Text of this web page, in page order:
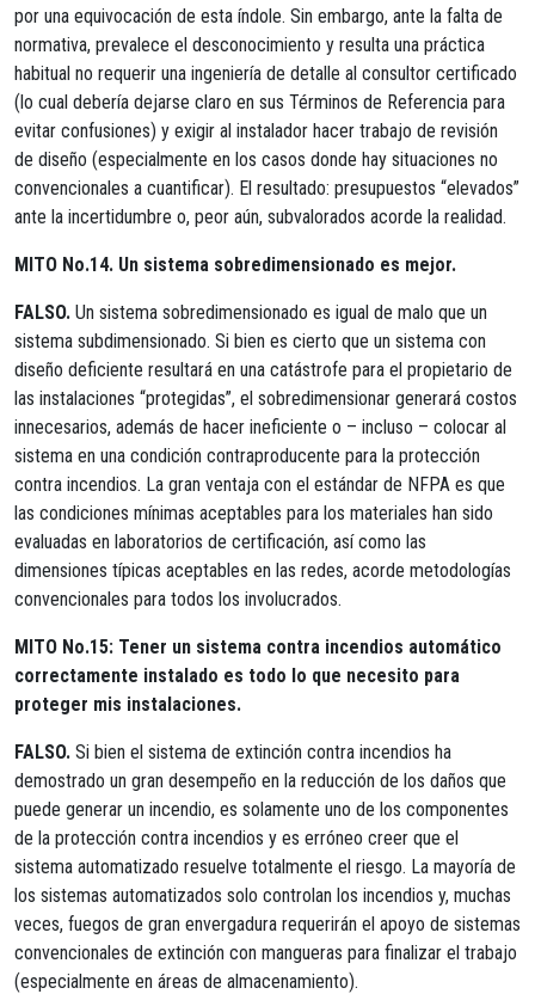
por una equivocación de esta índole. Sin embargo, ante la falta de
normativa, prevalece el desconocimiento y resulta una práctica
habitual no requerir una ingeniería de detalle al consultor certificado
(lo cual debería dejarse claro en sus Términos de Referencia para
evitar confusiones) y exigir al instalador hacer trabajo de revisión
de diseño (especialmente en los casos donde hay situaciones no
convencionales a cuantificar). El resultado: presupuestos “elevados”
ante la incertidumbre o, peor aún, subvalorados acorde la realidad.
MITO No.14. Un sistema sobredimensionado es mejor.
FALSO. Un sistema sobredimensionado es igual de malo que un
sistema subdimensionado. Si bien es cierto que un sistema con
diseño deficiente resultará en una catástrofe para el propietario de
las instalaciones “protegidas”, el sobredimensionar generará costos
innecesarios, además de hacer ineficiente o – incluso – colocar al
sistema en una condición contraproducente para la protección
contra incendios. La gran ventaja con el estándar de NFPA es que
las condiciones mínimas aceptables para los materiales han sido
evaluadas en laboratorios de certificación, así como las
dimensiones típicas aceptables en las redes, acorde metodologías
convencionales para todos los involucrados.
MITO No.15: Tener un sistema contra incendios automático
correctamente instalado es todo lo que necesito para
proteger mis instalaciones.
FALSO. Si bien el sistema de extinción contra incendios ha
demostrado un gran desempeño en la reducción de los daños que
puede generar un incendio, es solamente uno de los componentes
de la protección contra incendios y es erróneo creer que el
sistema automatizado resuelve totalmente el riesgo. La mayoría de
los sistemas automatizados solo controlan los incendios y, muchas
veces, fuegos de gran envergadura requerirán el apoyo de sistemas
convencionales de extinción con mangueras para finalizar el trabajo
(especialmente en áreas de almacenamiento).